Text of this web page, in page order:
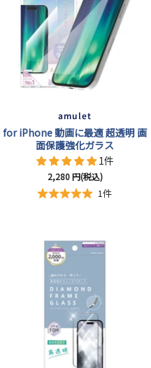
amulet
for iPhone 動画に最適 超透明 画
面保護強化ガラス
1件
セ
ー
2,280円(税込)
1件